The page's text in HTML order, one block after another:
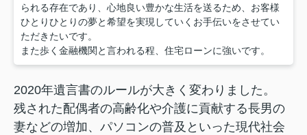
られる存在であり、心地良い豊かな生活を送るため、お客様
ひとりひとりの夢と希望を実現していくお手伝いをさせてい
ただきたいです。
また歩く金融機関と言われる程、住宅ローンに強いです。
2020年遺言書のルールが大きく変わりました。
残された配偶者の高齢化や介護に貢献する長男の
妻などの増加、パソコンの普及といった現代社会